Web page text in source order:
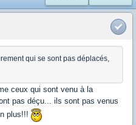
qui se sont pas déplacés,
ceux qui sont venu à la
pas déçu... ils sont pas venus
plus!!!